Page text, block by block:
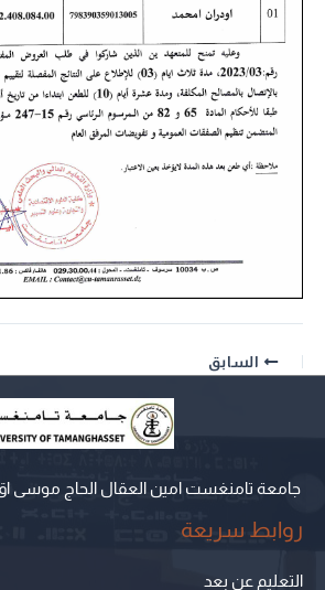
السابق
جامعة تامنغست امين العقال الحاج موسى
روابط سريعة
التعليم عن بعد